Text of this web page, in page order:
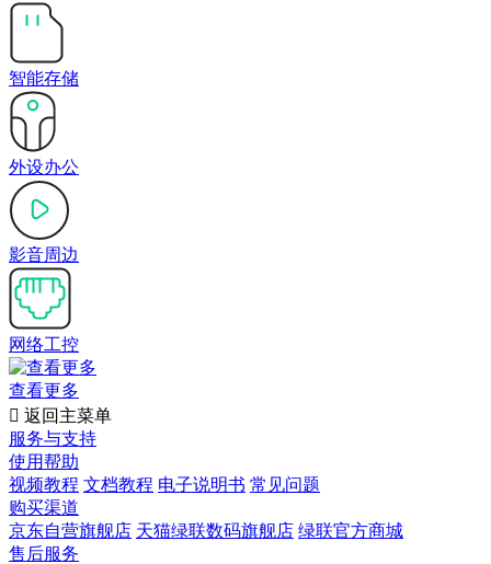
智能存储
外设办公
影音周边
网络工控
查看更多
 返回主菜单
服务与支持
使用帮助
视频教程 文档教程 电子说明书 常见问题
购买渠道
京东自营旗舰店 天猫绿联数码旗舰店 绿联官方商城
售后服务